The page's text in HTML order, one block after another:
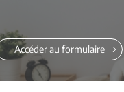
Accéder au formulaire